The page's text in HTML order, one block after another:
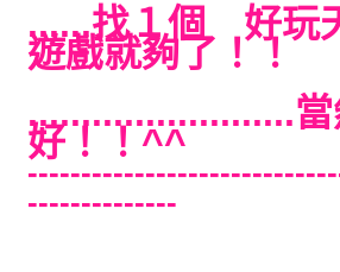
......找１個 好玩
遊戲就夠了！！
.........................
好！！^^
--------------